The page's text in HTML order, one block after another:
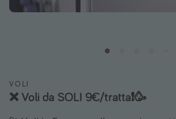
Grecia
Malta
VOLI
❌ Voli da SOLI 9€/tratta❗️🥳